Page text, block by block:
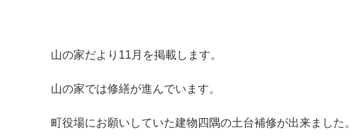
山の家だより11月を掲載します。
山の家では修繕が進んでいます。
町役場にお願いしていた建物四隅の土台補修が出来ました。